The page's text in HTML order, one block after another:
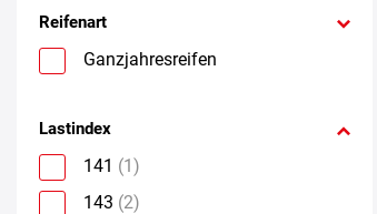
Reifenart
Ganzjahresreifen
Lastindex
141 (1)
143 (2)